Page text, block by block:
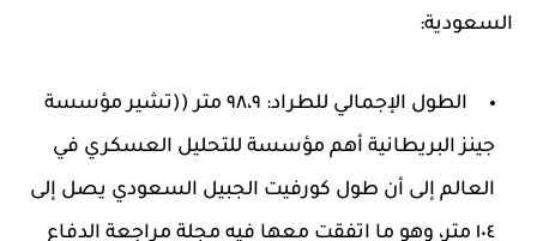
السعودية:
الطول الإجمالي للطراد: ٩٨،٩ متر ((تشير مؤسسة
جينز البريطانية أهم مؤسسة للتحليل العسكري في
العالم إلى أن طول كورفيت الجبيل السعودي يصل إلى
١٠٤ متر، وهو ما اتفقت معها فيه مجلة مراجعة الدفاع